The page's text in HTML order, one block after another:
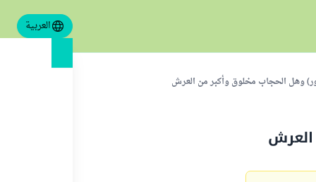
العربية
وهل الحجاب مخلوق وأكبر من العرش